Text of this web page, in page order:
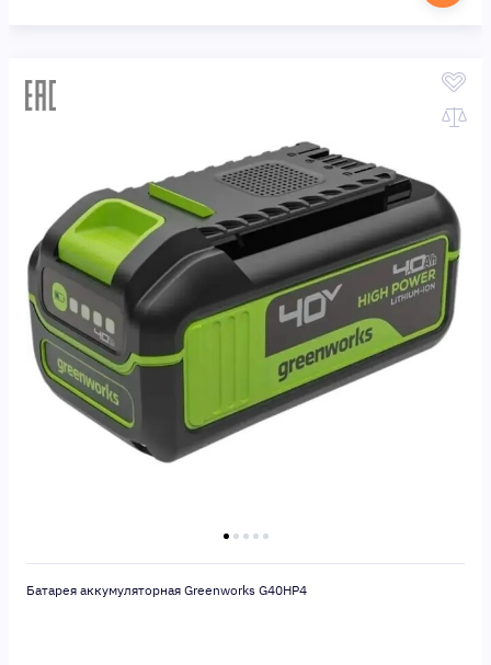
Батарея аккумуляторная Greenworks G40HP4